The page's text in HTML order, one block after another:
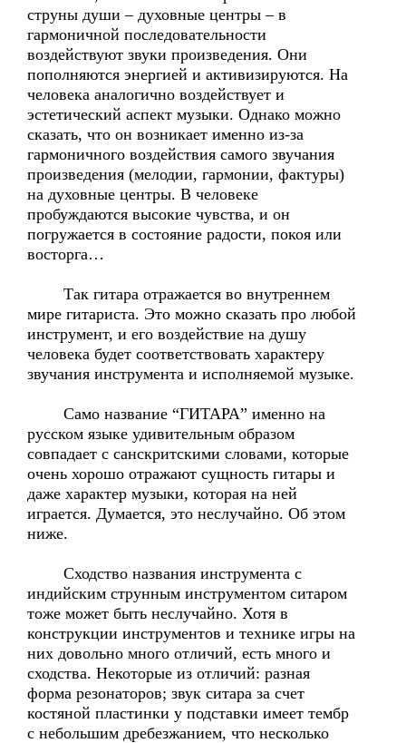
струны души – духовные центры – в
гармоничной последовательности
воздействуют звуки произведения. Они
пополняются энергией и активизируются. На
человека аналогично воздействует и
эстетический аспект музыки. Однако можно
сказать, что он возникает именно из-за
гармоничного воздействия самого звучания
произведения (мелодии, гармонии, фактуры)
на духовные центры. В человеке
пробуждаются высокие чувства, и он
погружается в состояние радости, покоя или
восторга…
Так гитара отражается во внутреннем
мире гитариста. Это можно сказать про любой
инструмент, и его воздействие на душу
человека будет соответствовать характеру
звучания инструмента и исполняемой музыке.
Само название “ГИТАРА” именно на
русском языке удивительным образом
совпадает с санскритскими словами, которые
очень хорошо отражают сущность гитары и
даже характер музыки, которая на ней
играется. Думается, это неслучайно. Об этом
ниже.
Сходство названия инструмента с
индийским струнным инструментом ситаром
тоже может быть неслучайно. Хотя в
конструкции инструментов и технике игры на
них довольно много отличий, есть много и
сходства. Некоторые из отличий: разная
форма резонаторов; звук ситара за счет
костяной пластинки у подставки имеет тембр
с небольшим дребезжанием, что несколько